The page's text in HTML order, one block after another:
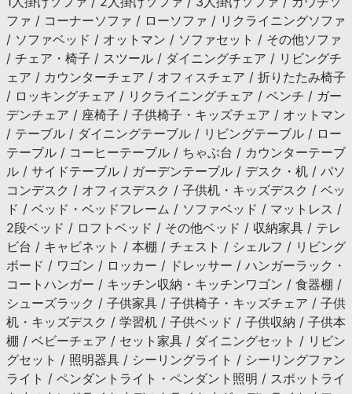
ファ / コーナーソファ / ローソファ / リクライニングソファ
/ ソファベッド / オットマン / ソファセット / その他ソファ
/ チェア・椅子 / スツール / ダイニングチェア / リビングチ
ェア / カウンターチェア / オフィスチェア / 折りたたみ椅子
/ ロッキングチェア / リクライニングチェア / ベンチ / ガー
デンチェア / 座椅子 / 子供椅子・キッズチェア / オットマン
/ テーブル / ダイニングテーブル / リビングテーブル / ロー
テーブル / コーヒーテーブル / ちゃぶ台 / カウンターテーブ
ル / サイドテーブル / ガーデンテーブル / デスク・机 / パソ
コンデスク / オフィスデスク / 子供机・キッズデスク / ベッ
ド / ベッド・ベッドフレーム / ソファベッド / マットレス /
2段ベッド / ロフトベッド / その他ベッド / 収納家具 / テレ
ビ台 / キャビネット / 本棚 / チェスト / シェルフ / リビング
ボード / ワゴン / ロッカー / ドレッサー / ハンガーラック・
コートハンガー / キッチン収納・キッチンワゴン / 食器棚 /
シューズラック / 子供家具 / 子供椅子・キッズチェア / 子供
机・キッズデスク / 学習机 / 子供ベッド / 子供収納 / 子供本
棚 / ベビーチェア / セット家具 / ダイニングセット / リビン
グセット / 照明器具 / シーリングライト / シーリングファン
ライト / ペンダントライト・ペンダント照明 / スポットライ